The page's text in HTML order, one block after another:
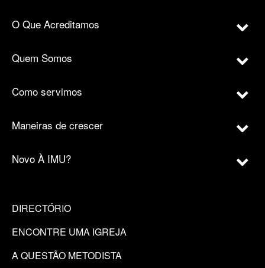
O Que Acreditamos
Quem Somos
Como servimos
Maneiras de crescer
Novo À IMU?
DIRECTÓRIO
ENCONTRE UMA IGREJA
A QUESTÃO METODISTA